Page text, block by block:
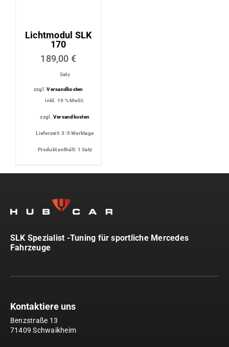
Lichtmodul SLK
170
189,00 €
Satz
zzgl.Versandkosten
inkl. 19 % MwSt.
zzgl. Versandkosten
Lieferzeit:3-5 Werktage
Produkt enthält: 1Satz
SLK Spezialist -Tuning für sportliche Mercedes
Fahrzeuge
Kontaktiere uns
Benzstraße 13
71409 Schwaikheim